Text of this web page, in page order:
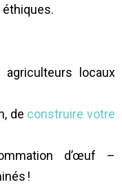
éthiques.
locaux
de construire votre
d’œuf –
!